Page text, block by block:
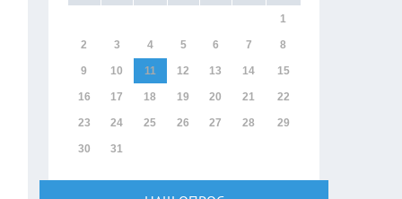
1
2 3 4 5 6 7 8
9 10 11 12 13 14 15
16 17 18 19 20 21 22
23 24 25 26 27 28 29
30 31